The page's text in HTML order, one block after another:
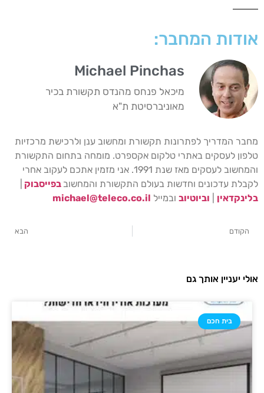
אודות המחבר:
Michael Pinchas
מיכאל פנחס מהנדס תקשורת בכיר
מאוניברסיטת ת"א
מחבר המדריך לפתרונות תקשורת ומחשוב ענן ולרכישת מרכזיות
טלפון לעסקים באתרי טלקום אקספרט. מומחה בתחום התקשורת
והמחשוב לעסקים מאז שנת 1991. אני מזמין אתכם לעקוב אחרי
לקבלת עדכונים וחדשות בעולם התקשורת והמחשוב בפייסבוק
בלינקדאין
וביוטיוב ובמייל michael@teleco.co.il
הקודם הבא
אולי יעניין אותך גם
בית חכם